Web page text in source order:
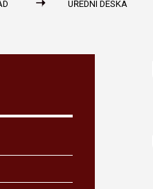
ÚŘEDNÍ DESKA